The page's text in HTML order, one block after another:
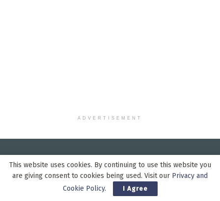
ADVERTISEMENT
Tentang Matrabisnis.id
Matrabisnis.id adalah media online pengembangan dari media
This website uses cookies. By continuing to use this website you
are giving consent to cookies being used. Visit our Privacy and
Cookie Policy. I Agree